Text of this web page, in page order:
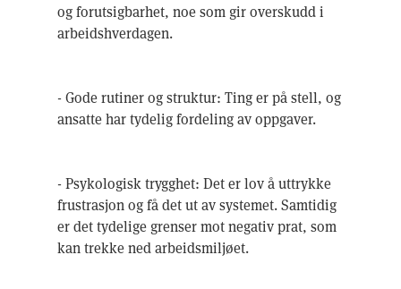
og forutsigbarhet, noe som gir overskudd i
arbeidshverdagen.
- Gode rutiner og struktur: Ting er på stell, og
ansatte har tydelig fordeling av oppgaver.
- Psykologisk trygghet: Det er lov å uttrykke
frustrasjon og få det ut av systemet. Samtidig
er det tydelige grenser mot negativ prat, som
kan trekke ned arbeidsmiljøet.